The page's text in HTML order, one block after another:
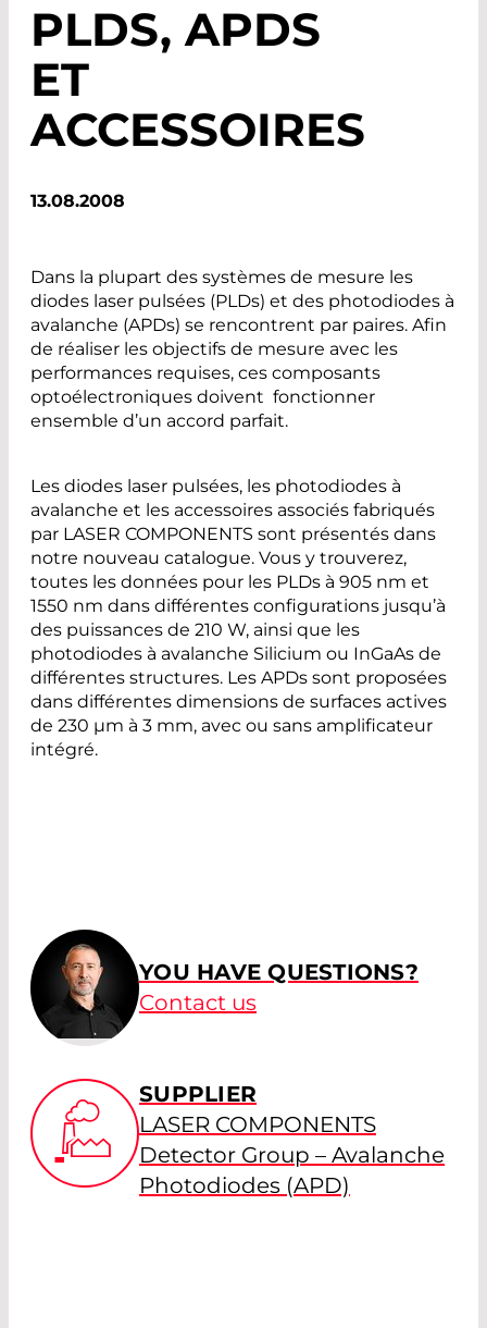
PLDS, APDS
ET
ACCESSOIRES
13.08.2008
Dans la plupart des systèmes de mesure les
diodes laser pulsées (PLDs) et des photodiodes à
avalanche (APDs) se rencontrent par paires. Afin
de réaliser les objectifs de mesure avec les
performances requises, ces composants
optoélectroniques doivent fonctionner
ensemble d’un accord parfait.
Les diodes laser pulsées, les photodiodes à
avalanche et les accessoires associés fabriqués
par LASER COMPONENTS sont présentés dans
notre nouveau catalogue. Vous y trouverez,
toutes les données pour les PLDs à 905 nm et
1550 nm dans différentes configurations jusqu’à
des puissances de 210 W, ainsi que les
photodiodes à avalanche Silicium ou InGaAs de
différentes structures. Les APDs sont proposées
dans différentes dimensions de surfaces actives
de 230 µm à 3 mm, avec ou sans amplificateur
intégré.
YOU HAVE QUESTIONS?
Contact us
SUPPLIER
LASER COMPONENTS
Detector Group – Avalanche
Photodiodes (APD)